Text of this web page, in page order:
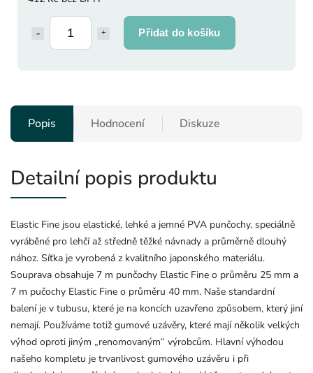
Přidat do košíku
Popis Hodnocení Diskuze
Detailní popis produktu
Elastic Fine jsou elastické, lehké a jemné PVA punčochy, speciálně
vyráběné pro lehčí až středně těžké návnady a průměrně dlouhý
nához. Síťka je vyrobená z kvalitního japonského materiálu.
Souprava obsahuje 7 m punčochy Elastic Fine o průměru 25 mm a
7 m pučochy Elastic Fine o průměru 40 mm. Naše standardní
balení je v tubusu, které je na koncích uzavřeno způsobem, který jiní
nemají. Používáme totiž gumové uzávěry, které mají několik velkých
výhod oproti jiným „renomovaným“ výrobcům. Hlavní výhodou
našeho kompletu je trvanlivost gumového uzávěru i při